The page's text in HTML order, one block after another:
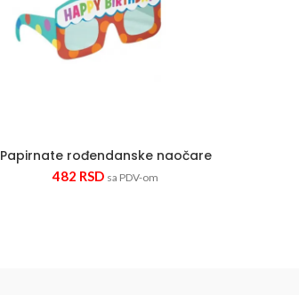
Papirnate rođendanske naočare
482 RSD sa PDV-om